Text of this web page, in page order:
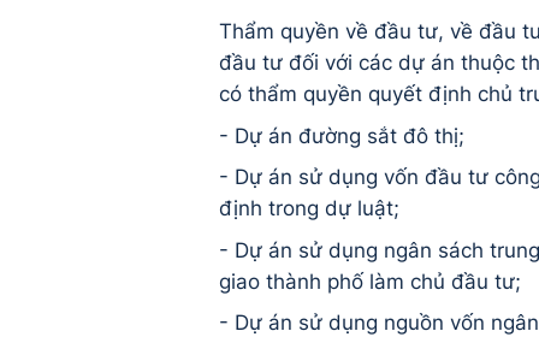
Thẩm quyền về đầu tư, về đầu
đầu tư đối với các dự án thuộc
có thẩm quyền quyết định chủ
- Dự án đường sắt đô thị;
- Dự án sử dụng vốn đầu tư
định trong dự luật;
- Dự án sử dụng ngân sách
giao thành phố làm chủ đầu tư;
- Dự án sử dụng nguồn vốn